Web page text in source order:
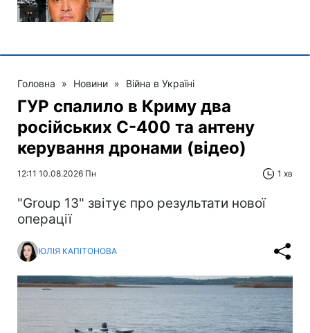
Головна » Новини » Війна в Україні
ГУР спалило в Криму два
російських C-400 та антену
керування дронами (відео)
12:11 10.08.2026 Пн 1 хв
"Group 13" звітує про результати нової
операції
ЮЛІЯ КАПІТОНОВА